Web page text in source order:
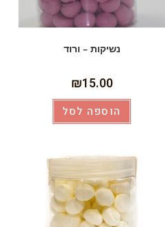
נשיקות – ורוד
₪15.00
הוספה לסל